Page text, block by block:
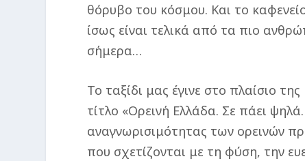
θόρυβο του κόσμου. Και το
ίσως είναι τελικά από τα πιο
σήμερα…
Το ταξίδι μας έγινε στο πλαίσιο
τίτλο «Ορεινή Ελλάδα. Σε πάει
αναγνωρισιμότητας των ορεινών
που σχετίζονται με τη φύση, την